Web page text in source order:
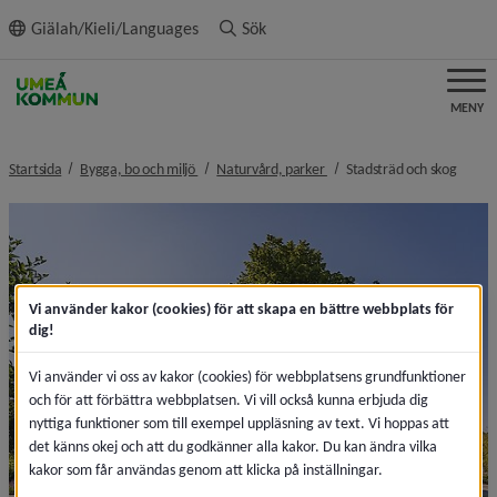
innehållet
Giälah/Kieli/Languages Sök
MENY
Startsida Bygga, bo och miljö nivå i brödsmulenavigeringen
Naturvård, parker nivå i
Stadsträd och skognivå i
Vi använder kakor (cookies) för att skapa en bättre webbplats för
dig!
Vi använder vi oss av kakor (cookies) för webbplatsens grundfunktioner
och för att förbättra webbplatsen. Vi vill också kunna erbjuda dig
nyttiga funktioner som till exempel uppläsning av text. Vi hoppas att
det känns okej och att du godkänner alla kakor. Du kan ändra vilka
kakor som får användas genom att klicka på inställningar.